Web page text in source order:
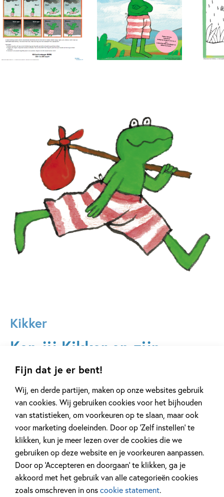
Fijn dat je er bent!
Wij, en derde partijen, maken op onze websites gebruik
van cookies. Wij gebruiken cookies voor het bijhouden
van statistieken, om voorkeuren op te slaan, maar ook
voor marketing doeleinden. Door op ‘Zelf instellen’ te
klikken, kun je meer lezen over de cookies die we
gebruiken op deze website en je voorkeuren aanpassen.
Door op ‘Accepteren en doorgaan’ te klikken, ga je
akkoord met het gebruik van alle categorieën cookies
zoals omschreven in onscookie statement.
Kikker
Ken jij Kikker en zijn
vriendjes al?
Haas die heel veel weet, Varkentje die zulke lekkere taarten
bakt, Rat die altijd een oplossing weet, Eend, die het liefst
altijd bij Kikker wil zijn en Beertje, die door Kikker wordt
gevonden en bij hem mag wonen. Er zijn Kikker-boeken
voor baby's peuters en
, ontdek alles over de
wereld van Kikker en zijn vriendjes op deze pagina. En wist
je dat er elk jaar een
Kikkertiendaagse
wordt gehouden?
Dit is hét moment om thuis of in de klas bezig te zijn met je
favoriete groene held! Wil je liever een kant-en-klaar pakket